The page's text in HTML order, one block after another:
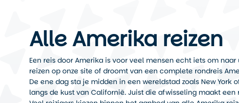
Alle Amerika reizen
Een reis door Amerika is voor veel mensen echt iets om
reizen op onze site of droomt van een complete rondreis
De ene dag sta je midden in een wereldstad zoals New
langs de kust van Californië. Juist die afwisseling maakt een